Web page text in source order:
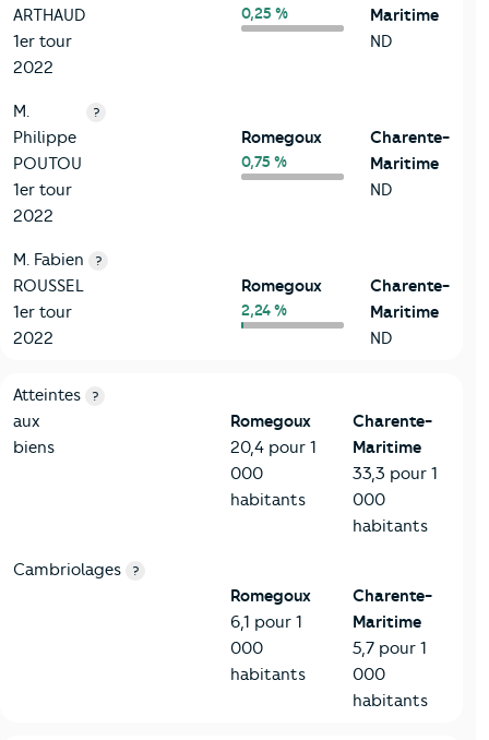
ARTHAUD
1er tour
2022
0,25 %
Maritime
ND
M.
Philippe
POUTOU
1er tour
2022
?
Romegoux
0,75 %
Charente-
Maritime
ND
M. Fabien
ROUSSEL
1er tour
2022
?
Romegoux
2,24 %
Charente-
Maritime
ND
7-Sécurité
Critères
Atteintes
aux
biens
?
Romegoux
20,4 pour 1
000
habitants
Charente-
Maritime
33,3 pour 1
000
habitants
Cambriolages ?
Romegoux
6,1 pour 1
000
habitants
Charente-
Maritime
5,7 pour 1
000
habitants